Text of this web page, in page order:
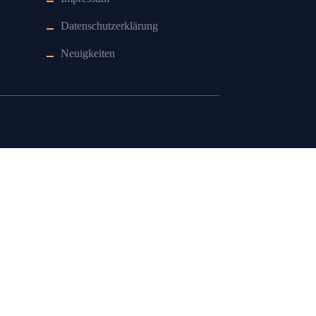
Datenschutzerklärung
Neuigkeiten